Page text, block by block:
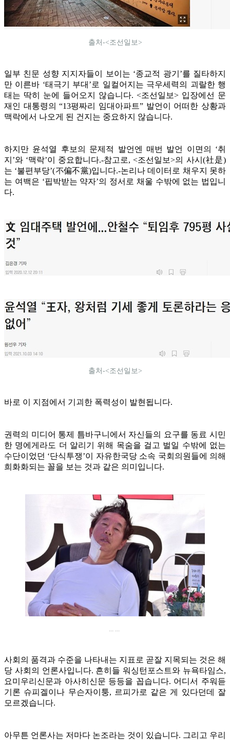
출처-<조선일보>
일부 친문 성향 지지자들이 보이는 ‘종교적 광기’를 질타하지
만 이른바 ‘태극기 부대’로 일컬어지는 극우세력의 괴랄한 행
태는 딱히 눈에 들어오지 않습니다. <조선일보> 입장에선 문
재인 대통령의 “13평짜리 임대아파트” 발언이 어떠한 상황과
맥락에서 나오게 된 건지는 중요하지 않습니다.
하지만 윤석열 후보의 문제적 발언엔 매번 발언 이면의 ‘취
지’와 ‘맥락’이 중요합니다.-참고로, <조선일보>의 사시(社是)
는 ‘불편부당’(不偏不黨)입니다.-논리나 데이터로 채우지 못하
는 여백은 ‘핍박받는 약자’의 정서로 채울 수밖에 없는 법입니
다.
출처-<조선일보>
바로 이 지점에서 기괴한 폭력성이 발현됩니다.
권력의 미디어 통제 틈바구니에서 자신들의 요구를 동료 시민
한 명에게라도 더 알리기 위해 목숨을 걸고 벌일 수밖에 없는
수단이었던 ‘단식투쟁’이 자유한국당 소속 국회의원들에 의해
희화화되는 꼴을 보는 것과 같은 의미입니다.
사회의 품격과 수준을 나타내는 지표로 곧잘 지목되는 것은 해
당 사회의 언론사입니다. 흔히들 워싱턴포스트와 뉴욕타임스,
요미우리신문과 아사히신문 등등을 꼽습니다. 어디서 주워듣
기론 슈피겔이나 무슨자이퉁, 르피가로 같은 게 있다던데 잘
모르겠습니다.
아무튼 언론사는 저마다 논조라는 것이 있습니다. 그리고 우리